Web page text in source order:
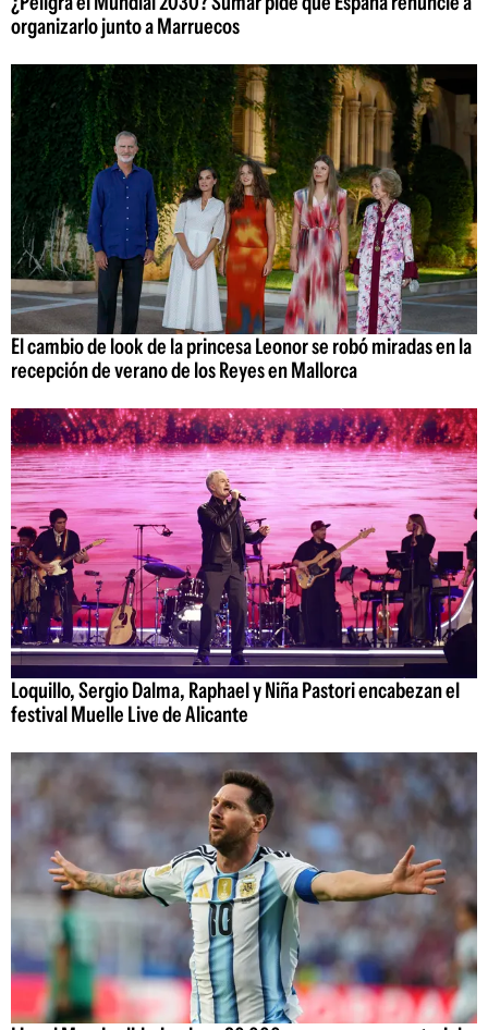
organizarlo junto a Marruecos
El cambio de look de la princesa Leonor se robó miradas en la
recepción de verano de los Reyes en Mallorca
Loquillo, Sergio Dalma, Raphael y Niña Pastori encabezan el
festival Muelle Live de Alicante